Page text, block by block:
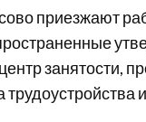
приезжают
занятости,